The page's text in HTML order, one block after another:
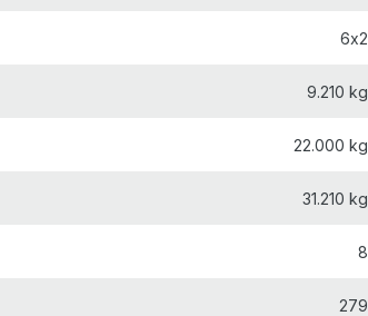
6x2
9.210 kg
22.000 kg
31.210 kg
8
279